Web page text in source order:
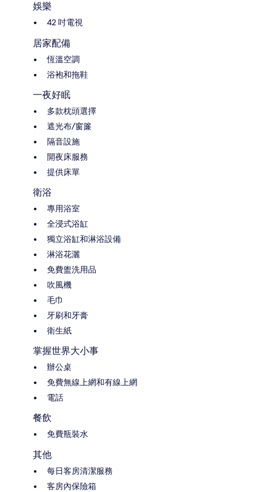
娛樂
42 吋電視
居家配備
恆溫空調
浴袍和拖鞋
一夜好眠
多款枕頭選擇
遮光布/窗簾
隔音設施
開夜床服務
提供床單
衛浴
專用浴室
全浸式浴缸
獨立浴缸和淋浴設備
淋浴花灑
免費盥洗用品
吹風機
毛巾
牙刷和牙膏
衛生紙
掌握世界大小事
辦公桌
免費無線上網和有線上網
電話
餐飲
免費瓶裝水
其他
每日客房清潔服務
客房內保險箱